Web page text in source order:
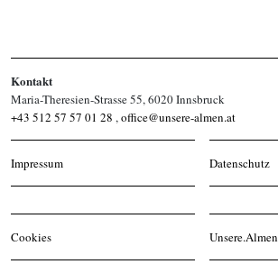
Kontakt
Maria-Theresien-Strasse 55, 6020 Innsbruck
+43 512 57 57 01 28 ,office@unsere-almen.at
Impressum Datenschutz
Cookies Unsere.Almen